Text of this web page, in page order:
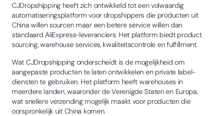
CJDropshipping heeft zich ontwikkeld tot een volwaardig
automatiseringsplatform voor dropshippers die producten uit
China willen sourcen maar een betere service willen dan
standaard AliExpress-leveranciers. Het platform biedt product
sourcing, warehouse services, kwaliteitscontrole en fulfillment.
Wat CJDropshipping onderscheidt is de mogelijkheid om
aangepaste producten te laten ontwikkelen en private label-
diensten te gebruiken. Het platform heeft warehouses in
meerdere landen, waaronder de Verenigde Staten en Europa,
wat snellere verzending mogelijk maakt voor producten die
oorspronkelijk uit China komen.